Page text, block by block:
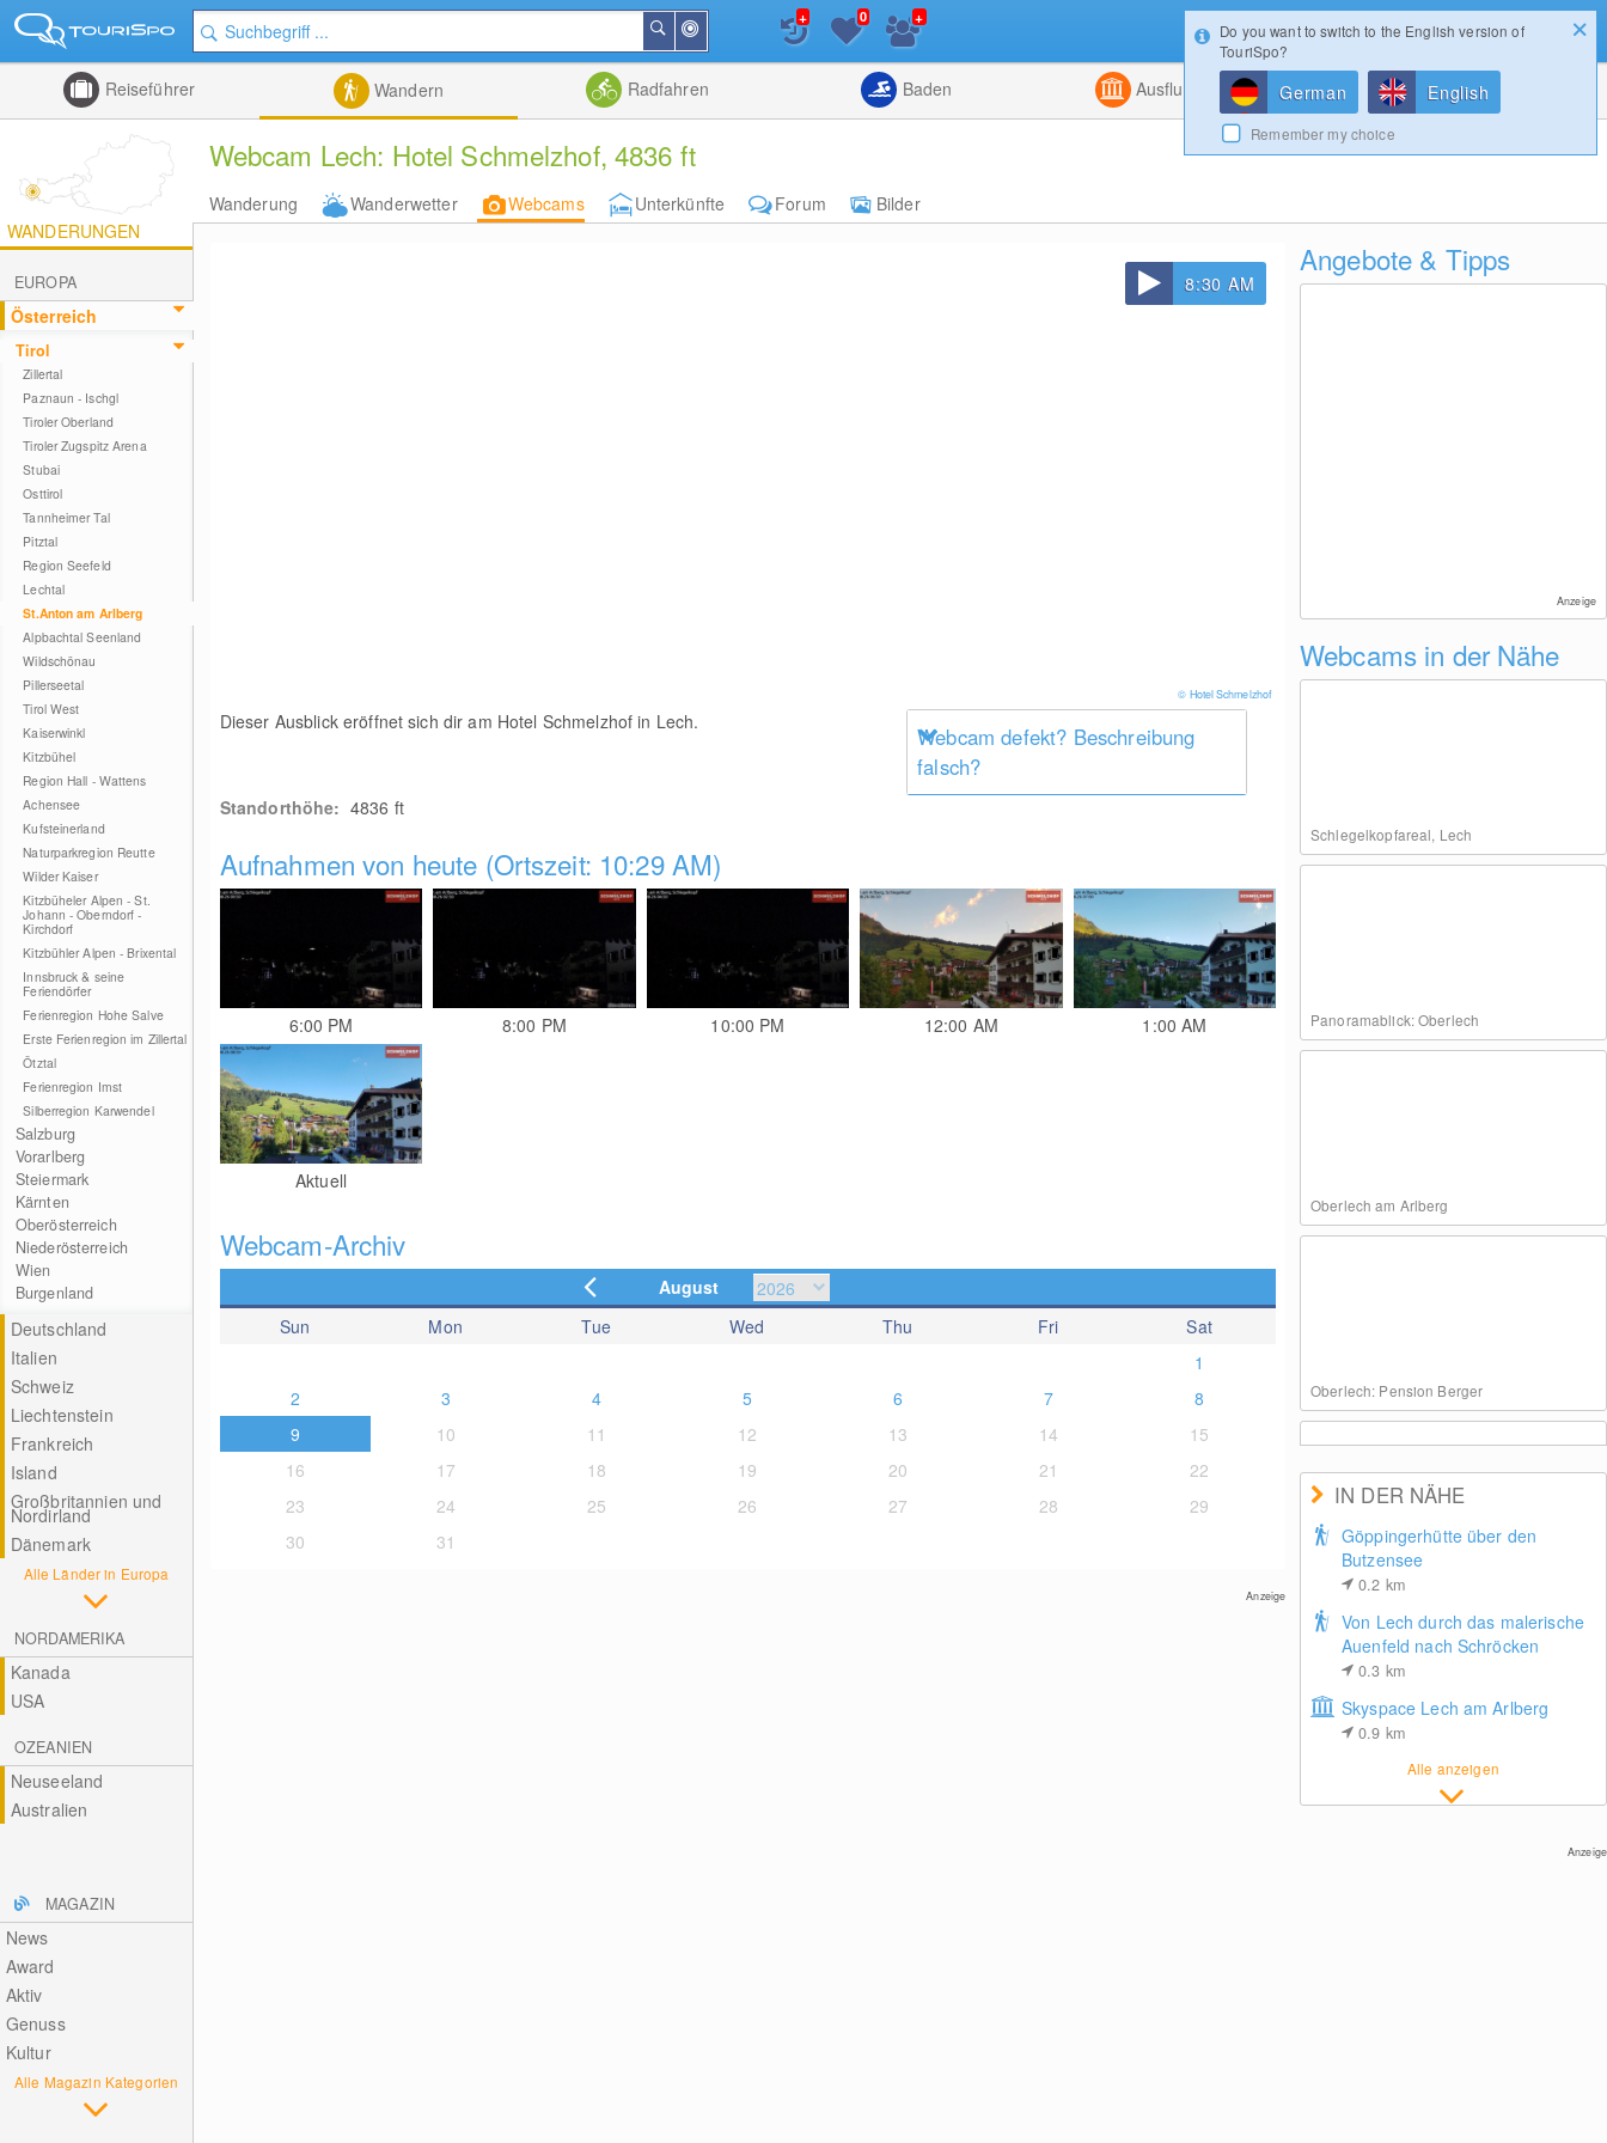
der
Suchen
Listenansicht
Kombiniert
+ 0 +
Reiseführer Wandern Radfahren Baden Ausflugsziele Magazin
Webcam Lech: Hotel Schmelzhof, 4836 ft
Wanderung Wanderwetter Webcams Unterkünfte Forum
Bilder
WANDERUNGEN
EUROPA
Österreich
Tirol
Zillertal
Paznaun - Ischgl
Tiroler Oberland
Tiroler Zugspitz Arena
Stubai
Osttirol
Tannheimer Tal
Pitztal
Region Seefeld
Lechtal
St.Anton am Arlberg
Alpbachtal Seenland
Wildschönau
Pillerseetal
Tirol West
Kaiserwinkl
Kitzbühel
Region Hall - Wattens
Achensee
Kufsteinerland
Naturparkregion Reutte
Wilder Kaiser
Kitzbüheler Alpen - St.
Johann - Oberndorf -
Kirchdorf
Kitzbühler Alpen - Brixental
Innsbruck & seine
Feriendörfer
Ferienregion Hohe Salve
Erste Ferienregion im Zillertal
Ötztal
Ferienregion Imst
Silberregion Karwendel
Salzburg
Vorarlberg
Steiermark
Kärnten
Oberösterreich
Niederösterreich
Wien
Burgenland
Deutschland
Italien
Schweiz
Liechtenstein
Frankreich
Island
Großbritannien und
Nordirland
Dänemark
Alle Länder in Europa
NORDAMERIKA
Kanada
USA
OZEANIEN
Neuseeland
Australien
MAGAZIN
News
Award
Aktiv
Genuss
Kultur
Alle Magazin Kategorien
8:30 AM
© Hotel Schmelzhof
Dieser Ausblick eröffnet sich dir am Hotel Schmelzhof in Lech.
Webcam defekt? Beschreibung
falsch?
Standorthöhe: 4836 ft
Aufnahmen von heute (Ortszeit: 10:29 AM)
6:00 PM 8:00 PM 10:00 PM 12:00 AM 1:00 AM
Aktuell
Webcam-Archiv
August
Sun
Mon Tue Wed Thu Fri
Sat
1
2
3 4 5 6 7
8
9
10 11 12 13 14
15
16
17 18 19 20 21
22
23
24 25 26 27 28
29
30
31
Anzeige
Angebote & Tipps
Anzeige
Webcams in der Nähe
Schlegelkopfareal, Lech
Panoramablick: Oberlech
Oberlech am Arlberg
Oberlech: Pension Berger
Panorama Oberlech - Hotel Goldener Berg
Lech Zürs: Bergrestaurant Seekopf
IN DER NÄHE
Göppingerhütte über den
Butzensee
0.2 km
Von Lech durch das malerische
Auenfeld nach Schröcken
0.3 km
Skyspace Lech am Arlberg
0.9 km
Alle anzeigen
Anzeige
Login
Do you want to switch to the English version of
TouriSpo?
German English
Remember my choice
Konfigurator Gewinnspiele